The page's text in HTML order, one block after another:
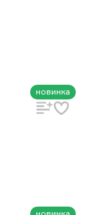
новинка